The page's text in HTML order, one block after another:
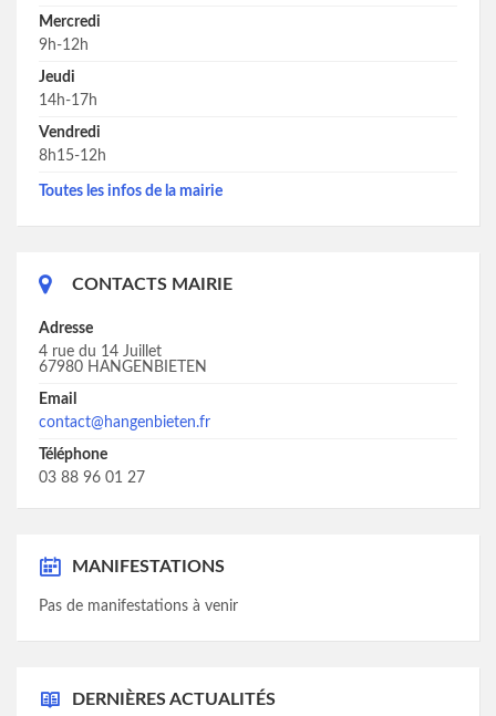
Mercredi
9h-12h
Jeudi
14h-17h
Vendredi
8h15-12h
Toutes les infos de la mairie
CONTACTS MAIRIE
Adresse
4 rue du 14 Juillet
67980 HANGENBIETEN
Email
contact@hangenbieten.fr
Téléphone
03 88 96 01 27
MANIFESTATIONS
Pas de manifestations à venir
DERNIÈRES ACTUALITÉS